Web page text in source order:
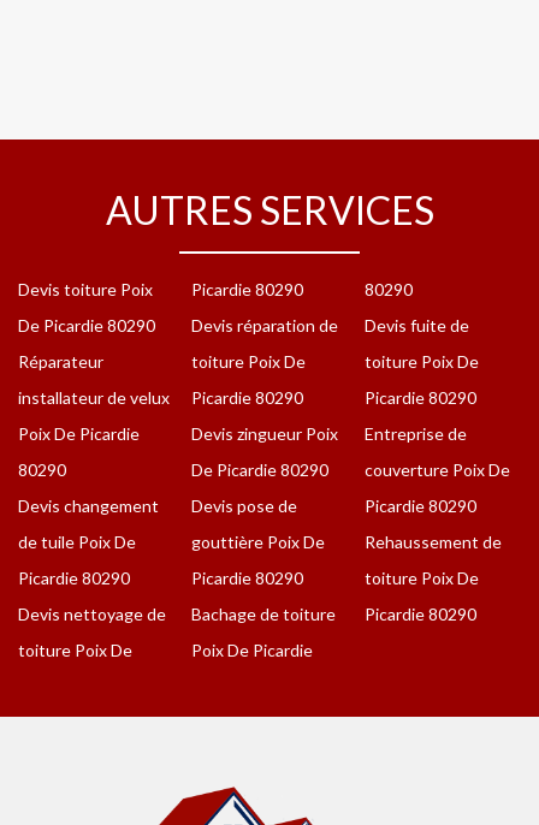
AUTRES SERVICES
Devis toiture Poix
De Picardie 80290
Réparateur
installateur de velux
Poix De Picardie
80290
Devis changement
de tuile Poix De
Picardie 80290
Devis nettoyage de
toiture Poix De
Picardie 80290
Devis réparation de
toiture Poix De
Picardie 80290
Devis zingueur Poix
De Picardie 80290
Devis pose de
gouttière Poix De
Picardie 80290
Bachage de toiture
Poix De Picardie
80290
Devis fuite de
toiture Poix De
Picardie 80290
Entreprise de
couverture Poix De
Picardie 80290
Rehaussement de
toiture Poix De
Picardie 80290